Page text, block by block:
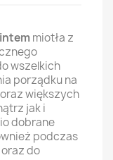
miotła z
wszelkich
porządku na
większych
jak i
dobrane
podczas
do